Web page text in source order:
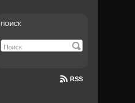
ПОИСК
RSS